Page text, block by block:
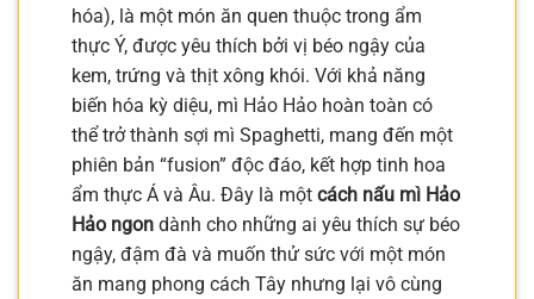
hóa), là một món ăn quen thuộc trong ẩm
thực Ý, được yêu thích bởi vị béo ngậy của
kem, trứng và thịt xông khói. Với khả năng
biến hóa kỳ diệu, mì Hảo Hảo hoàn toàn có
thể trở thành sợi mì Spaghetti, mang đến một
phiên bản “fusion” độc đáo, kết hợp tinh hoa
ẩm thực Á và Âu. Đây là một cách nấu mì Hảo
Hảo ngon dành cho những ai yêu thích sự béo
ngậy, đậm đà và muốn thử sức với một món
ăn mang phong cách Tây nhưng lại vô cùng